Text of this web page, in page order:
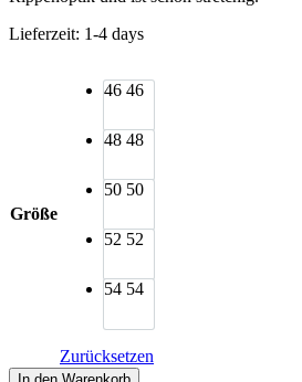
Lieferzeit: 1-4 days
Größe
46 46
48 48
50 50
52 52
54 54
Zurücksetzen
Doris